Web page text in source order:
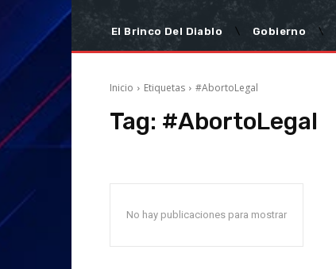
El Brinco Del Diablo Gobierno
Inicio Etiquetas #AbortoLegal
Tag: #AbortoLegal
No hay publicaciones para mostrar